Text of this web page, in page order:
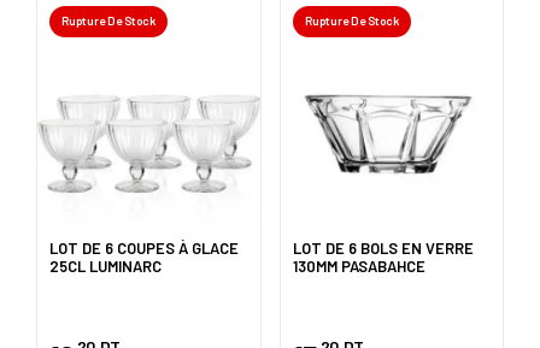
Rupture De Stock
LOT DE 6 COUPES À GLACE
25CL LUMINARC
Rupture De Stock
LOT DE 6 BOLS EN VERRE
130MM PASABAHCE